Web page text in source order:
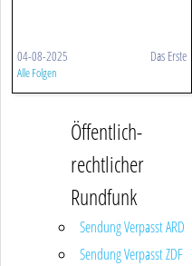
04-08-2025 Das Erste
Alle Folgen
Öffentlich-
rechtlicher
Rundfunk
Sendung Verpasst ARD
Sendung Verpasst ZDF